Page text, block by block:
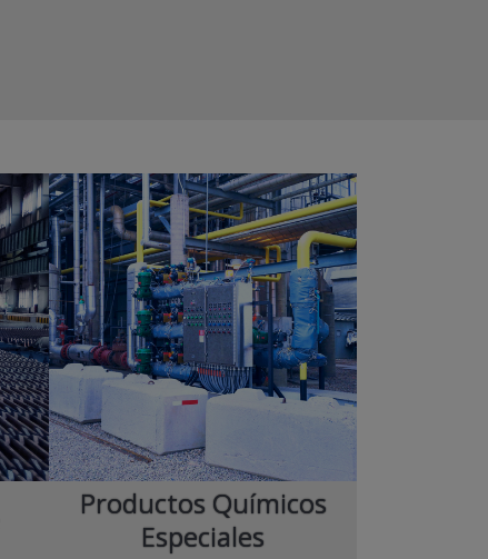
Productos Químicos
Especiales